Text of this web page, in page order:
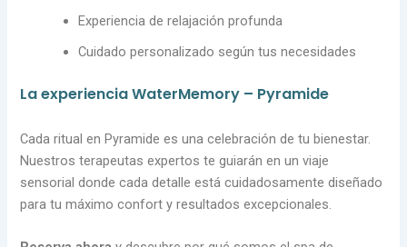
Experiencia de relajación profunda
Cuidado personalizado según tus necesidades
La experiencia WaterMemory – Pyramide
Cada ritual en Pyramide es una celebración de tu bienestar.
Nuestros terapeutas expertos te guiarán en un viaje
sensorial donde cada detalle está cuidadosamente diseñado
para tu máximo confort y resultados excepcionales.